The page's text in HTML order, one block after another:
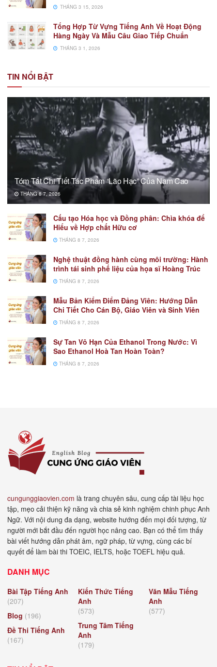
THÁNG 3 15, 2026
Tổng Hợp Từ Vựng Tiếng Anh Về Hoạt Động
Hàng Ngày Và Mẫu Câu Giao Tiếp Chuẩn
THÁNG 3 1, 2026
TIN NỔI BẬT
Tóm Tắt Chi Tiết Tác Phẩm “Lão Hạc” Của Nam Cao
THÁNG 8 7, 2026
Cấu tạo Hóa học và Đồng phân: Chìa khóa để
Hiểu về Hợp chất Hữu cơ
THÁNG 8 7, 2026
Nghệ thuật đồng hành cùng môi trường: Hành
trình tái sinh phế liệu của họa sĩ Hoàng Trúc
THÁNG 8 7, 2026
Mẫu Bản Kiểm Điểm Đảng Viên: Hướng Dẫn
Chi Tiết Cho Cán Bộ, Giáo Viên và Sinh Viên
THÁNG 8 7, 2026
Sự Tan Vô Hạn Của Ethanol Trong Nước: Vì
Sao Ethanol Hoà Tan Hoàn Toàn?
THÁNG 8 7, 2026
cungunggiaovien.com là trang chuyên sâu, cung cấp tài liệu học
tập, mẹo cải thiện kỹ năng và chia sẻ kinh nghiệm chinh phục Anh
Ngữ. Với nội dung đa dạng, website hướng đến mọi đối tượng, từ
người mới bắt đầu đến người học nâng cao. Bạn có thể tìm thấy
bài viết hướng dẫn phát âm, ngữ pháp, từ vựng, cùng các bí
quyết để làm bài thi TOEIC, IELTS, hoặc TOEFL hiệu quả.
DANH MỤC
Bài Tập Tiếng Anh
(207)
Blog (196)
Đề Thi Tiếng Anh
(167)
Kiến Thức Tiếng
Anh
(573)
Trung Tâm Tiếng
Anh
(179)
Văn Mẫu Tiếng
Anh
(577)